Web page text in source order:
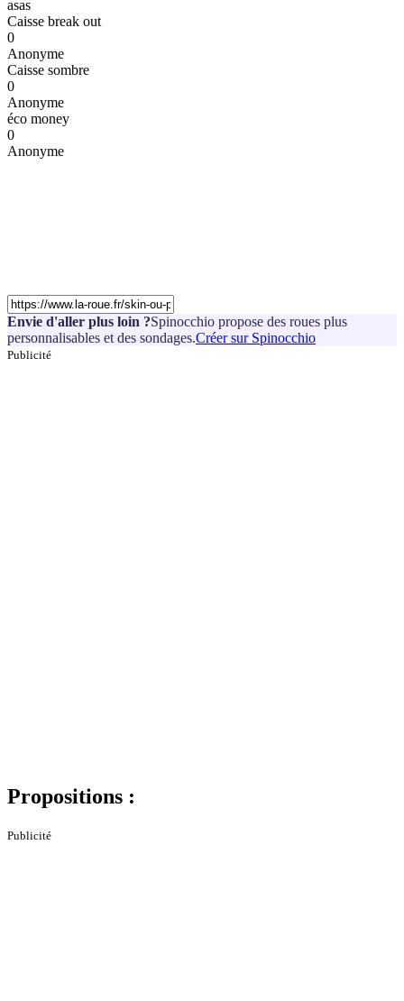
asas
Caisse break out
0
Anonyme
Caisse sombre
0
Anonyme
éco money
0
Anonyme
Envie d'aller plus loin ?Spinocchio propose des roues plus
personnalisables et des sondages.Créer sur Spinocchio
Publicité
Propositions :
Publicité